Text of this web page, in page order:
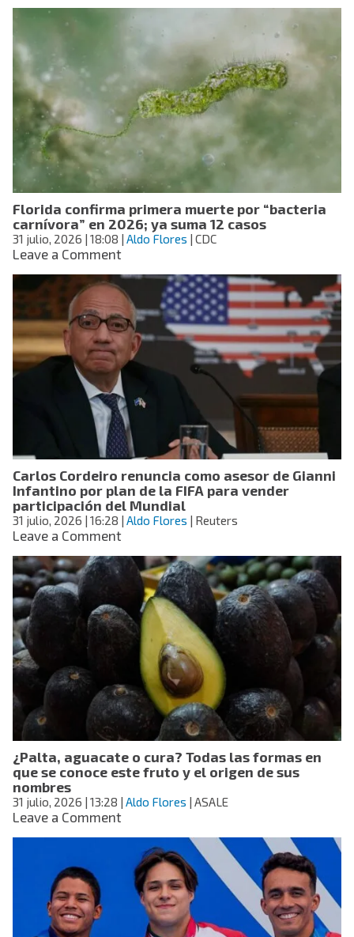
marcha
FIFA
Forward
Enterprise
tras
de
las
confederaciones
Florida confirma primera muerte por “bacteria
carnívora” en 2026; ya suma 12 casos
31 julio, 2026 | 18:08 Aldo Flores | CDC
Leave a Commenton
confirma
primera
muerte
por
“bacteria
carnívora”
en
2026;
ya
suma
12
casos
Carlos Cordeiro renuncia como asesor de Gianni
Infantino por plan de la FIFA para vender
participación del Mundial
31 julio, 2026 | 16:28 Aldo Flores | Reuters
Leave a Commenton
Cordeiro
renuncia
como
asesor
de
Gianni
Infantino
por
plan
de
la
FIFA
para
vender
del
Mundial
¿Palta, aguacate o cura? Todas las formas en
que se conoce este fruto y el origen de sus
nombres
31 julio, 2026 | 13:28 Aldo Flores | ASALE
Leave a Commenton
aguacate
cura?
Todas
formas